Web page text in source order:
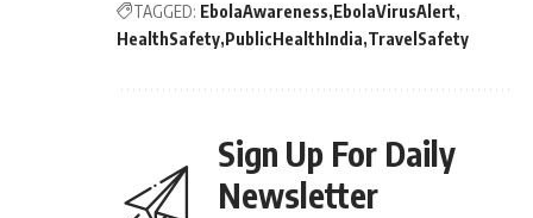
TAGGED: EbolaAwareness EbolaVirusAlert
HealthSafety PublicHealthIndia TravelSafety
Sign Up For Daily
Newsletter